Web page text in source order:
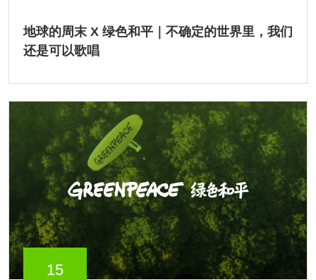
地球的周末 X 绿色和平｜不确定的世界里，我们
还是可以歌唱
15